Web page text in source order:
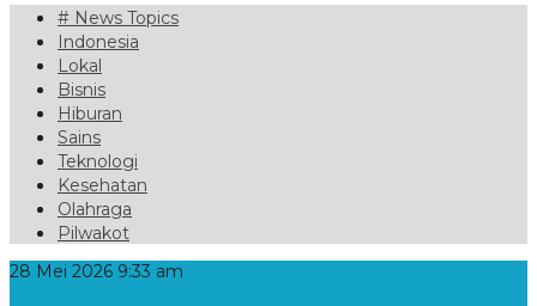
# News Topics
Indonesia
Lokal
Bisnis
Hiburan
Sains
Teknologi
Kesehatan
Olahraga
Pilwakot
28 Mei 2026 9:33 am